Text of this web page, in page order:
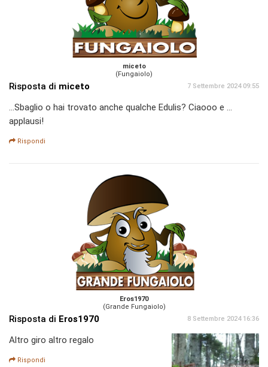
miceto
(Fungaiolo)
Risposta di miceto 7 Settembre 2024 09:55
...Sbaglio o hai trovato anche qualche Edulis? Ciaooo e ...
applausi!
Rispondi
Eros1970
(Grande Fungaiolo)
Risposta di Eros1970 8 Settembre 2024 16:36
Altro giro altro regalo
Rispondi